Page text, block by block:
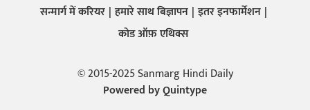
सन्मार्ग में करियर हमारे साथ बिज्ञापन इतर इनफार्मेशन
कोड ऑफ़ एथिक्स
© 2015-2025 Sanmarg Hindi Daily
Powered byQuintype